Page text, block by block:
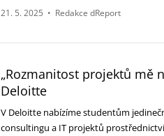
21. 5. 2025 • Redakce dReport
„Rozmanitost projektů mě
Deloitte
V Deloitte nabízíme studentům
consultingu a IT projektů